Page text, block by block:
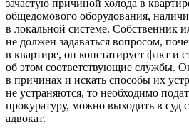
зачастую причиной холода в
общедомового оборудования,
в локальной системе. Собственник
не должен задаваться вопросом,
в квартире, он констатирует факт и
об этом соответствующие службы.
в причинах и искать способы их
не устраняются, то необходимо
прокуратуру, можно выходить в суд
адвокат.